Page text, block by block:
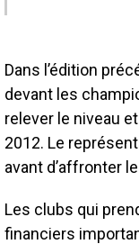
Dans l’édition
devant les
relever le niveau
2012. Le
avant d’affronter
Les clubs qui
financiers